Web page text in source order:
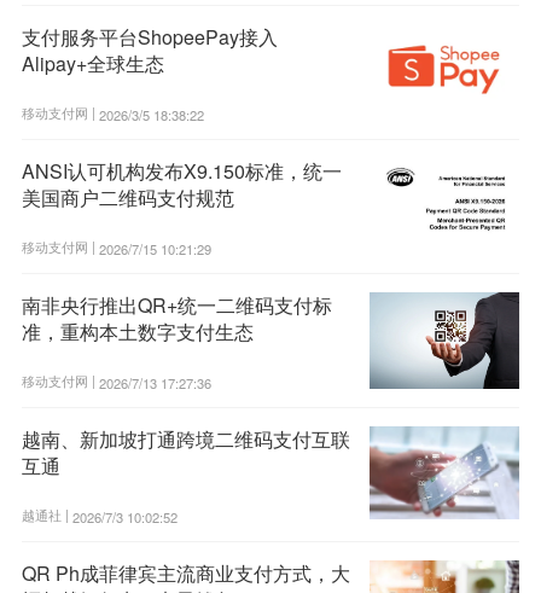
支付服务平台ShopeePay接入
Alipay+全球生态
移动支付网 | 2026/3/5 18:38:22
ANSI认可机构发布X9.150标准，统一
美国商户二维码支付规范
移动支付网 | 2026/7/15 10:21:29
南非央行推出QR+统一二维码支付标
准，重构本土数字支付生态
移动支付网 | 2026/7/13 17:27:36
越南、新加坡打通跨境二维码支付互联
互通
越通社 | 2026/7/3 10:02:52
QR Ph成菲律宾主流商业支付方式，大